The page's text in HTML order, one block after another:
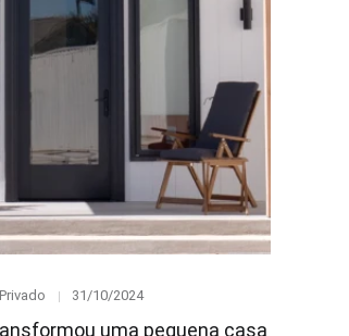
Posted
31/10/2024
uma pequena casa